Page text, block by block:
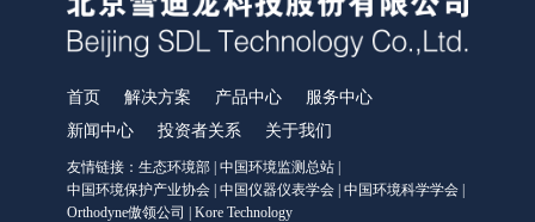
首页 解决方案 产品中心
服务中心
新闻中心
投资者关系 关于我们
友情链接： 生态环境部 | 中国环境监测总站 |
中国环境保护产业协会 | 中国仪器仪表学会 | 中国环境科学学会 |
Orthodyne傲领公司 | Kore Technology